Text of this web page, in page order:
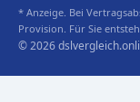
* Anzeige. Bei
Provision. Für Sie
© 2026